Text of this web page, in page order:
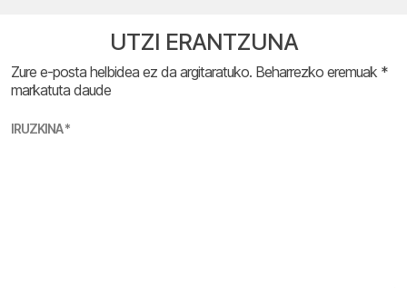
UTZI ERANTZUNA
Zure e-posta helbidea ez da argitaratuko. Beharrezko eremuak *
markatuta daude
IRUZKINA*